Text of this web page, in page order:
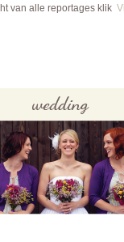
van alle reportages klik